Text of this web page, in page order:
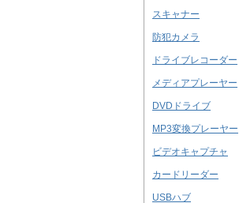
スキャナー
防犯カメラ
ドライブレコーダー
メディアプレーヤー
DVDドライブ
MP3変換プレーヤー
ビデオキャプチャ
カードリーダー
USBハブ